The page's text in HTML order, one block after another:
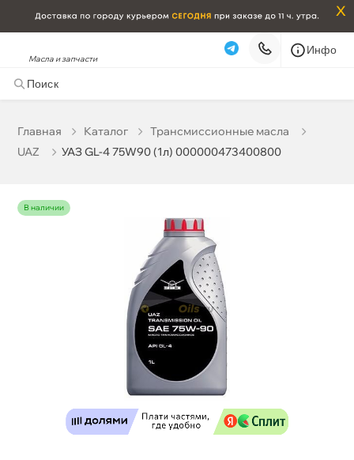
x
Масла и запчасти
Инфо
Главная Катало
Трансмиссионные масла
UAZ
УАЗ GL-4 75W90 (1л) 000000473400800
наличии